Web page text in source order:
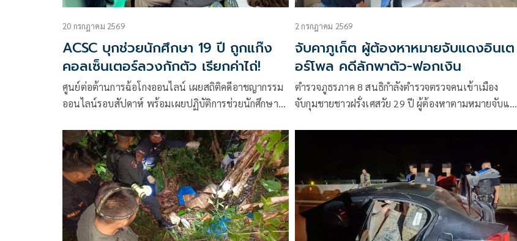
20 กรกฎาคม 2569
ACSC บุกช่วยนักศึกษา 19 ปี ถูกแก๊ง
คอลเซ็นเตอร์ลวงกักตัว เรียกค่าไถ่!
ศูนย์ต่อต้านการฉ้อโกงออนไลน์ เผยสถิติคดีอาชญากรรม
ออนไลน์รอบสัปดาห์ พร้อมเผยปฏิบัติการช่วยนักศึกษา
2 กรกฎาคม 2569
จับคาภูเก็ต ผู้ต้องหาหมายจับแดงอินเต
อร์โพล คดีลักพาตัว-ฟอกเงิน
ตำรวจภูธรภาค 8 สนธิกำลังตำรวจตรวจคนเข้าเมือง
จับกุมชายชาวฝรั่งเศสวัย 29 ปี ผู้ต้องหาตามหมายจับแดง